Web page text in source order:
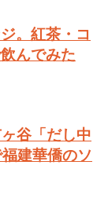
。紅茶・コ
んでみた
谷「だし中
建華僑のソ